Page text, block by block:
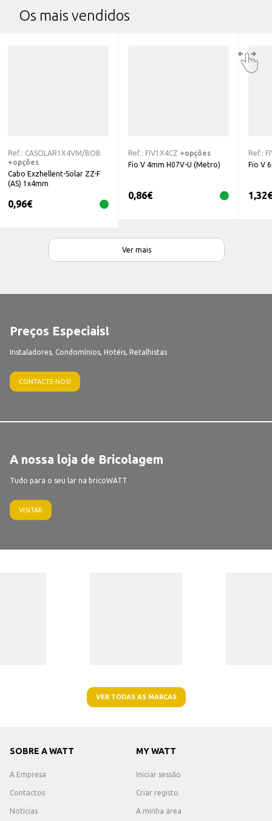
Os mais vendidos
Ref.: CASOLAR1X4VM/BOB
+opções
Cabo Exzhellent-Solar ZZ-F
(AS) 1x4mm
0,96€
Ref.: FIV1X4CZ +opções
Fio V 4mm H07V-U (Metro)
0,86€
Ref.:
Fio V
1,32€
Ver mais
Preços Especiais!
Instaladores, Condomínios, Hotéis, Retalhistas
CONTACTE-NOS!
A nossa loja de Bricolagem
Tudo para o seu lar na bricoWATT
VISITAR
VER TODAS AS MARCAS
SOBRE A WATT
A Empresa
Contactos
Notícias
MY WATT
Iniciar sessão
Criar registo
A minha área